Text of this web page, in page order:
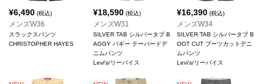
¥6,490 (税込)
メンズW36
スラックスパンツ
CHRISTOPHER HAYES
¥18,590(税込)
メンズW31
SILVER TAB シルバータブ B
AGGY バギー テーパードデ
ニムパンツ
Levi's/リーバイス
¥16,390 (税込)
メンズW34
SILVER TAB シルバータブ B
OOT CUT ブーツカットデニ
ムパンツ
Levi's/リーバイス